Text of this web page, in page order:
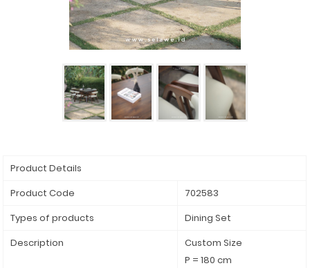
Product Details
Product Code
702583
Types of products
Dining Set
Description
Custom Size
P = 180 cm